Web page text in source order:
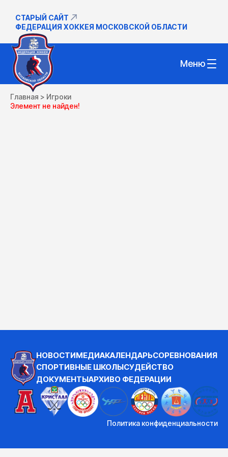
СТАРЫЙ САЙТ
ФЕДЕРАЦИЯ ХОККЕЯ МОСКОВСКОЙ ОБЛАСТИ
Меню
Главная > Игроки
Элемент не найден!
НОВОСТИМЕДИАКАЛЕНДАРЬСОРЕВНОВАНИЯ
СПОРТИВНЫЕ ШКОЛЫСУДЕЙСТВО
ДОКУМЕНТЫАРХИВО ФЕДЕРАЦИИ
Политика конфиденциальности